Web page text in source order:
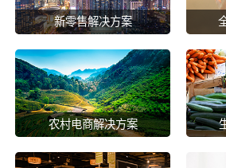
新零售解决方案
农村电商解决方案